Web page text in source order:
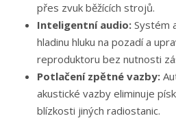
přes zvuk běžících strojů.
Inteligentní audio: Systém
hladinu hluku na pozadí a
reproduktoru bez nutnosti
Potlačení zpětné vazby:
akustické vazby eliminuje
blízkosti jiných radiostanic.